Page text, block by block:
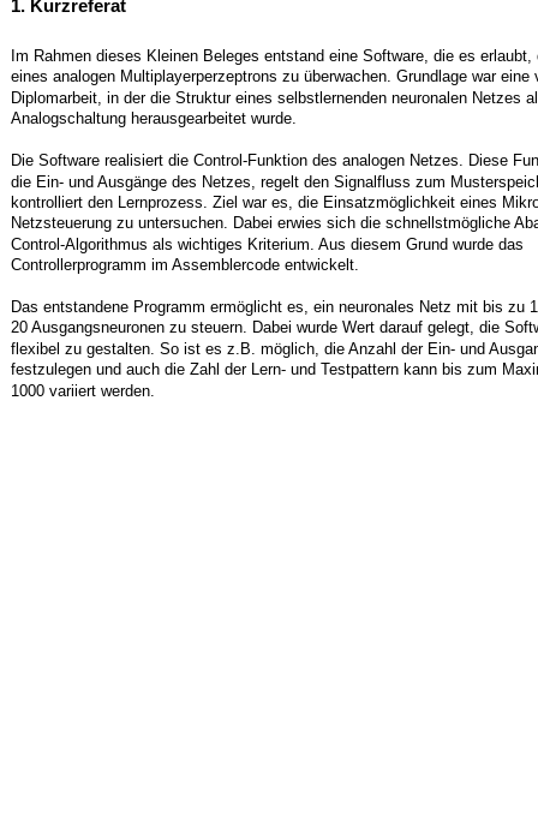
1. Kurzreferat
Im Rahmen dieses Kleinen Beleges entstand eine Software, die es
eines analogen Multiplayerperzeptrons zu überwachen. Grundlage war eine
Diplomarbeit, in der die Struktur eines selbstlernenden neuronalen Netzes
Analogschaltung herausgearbeitet wurde.
Die Software realisiert die Control-Funktion des analogen Netzes. Diese
die Ein- und Ausgänge des Netzes, regelt den Signalfluss zum
kontrolliert den Lernprozess. Ziel war es, die Einsatzmöglichkeit eines
Netzsteuerung zu untersuchen. Dabei erwies sich die schnellstmögliche
Control-Algorithmus als wichtiges Kriterium. Aus diesem Grund wurde das
Controllerprogramm im Assemblercode entwickelt.
Das entstandene Programm ermöglicht es, ein neuronales Netz mit bis zu
20 Ausgangsneuronen zu steuern. Dabei wurde Wert darauf gelegt, die
flexibel zu gestalten. So ist es z.B. möglich, die Anzahl der Ein- und
festzulegen und auch die Zahl der Lern- und Testpattern kann bis zum
1000 variiert werden.